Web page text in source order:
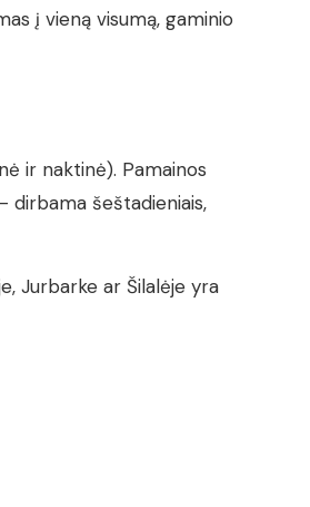
į vieną visumą, gaminio
ir naktinė). Pamainos
dirbama šeštadieniais,
Jurbarke ar Šilalėje yra